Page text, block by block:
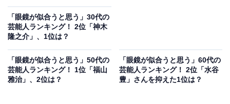
画『八月の物語』で主演に抜てきされ俳優デビュー。台
北を拠点としてドラマや映画に出演して、合わせて音楽
日本ではNHK連続テレビ小説『あさが来た』で、五代友
「眼鏡が似合うと思う」30代の
芸能人ランキング！ 2位「神木
隆之介」、1位は？
「眼鏡が似合うと思う」50代の
芸能人ランキング！ 1位「福山
雅治」、2位は？
「眼鏡が似合うと思う」60代の
芸能人ランキング！ 2位「水谷
豊」さんを抑えた1位は？